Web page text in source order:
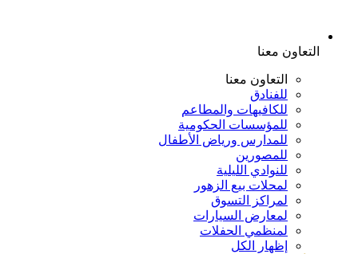
التعاون معنا
التعاون معنا
للفنادق
للكافيهات والمطاعم
للمؤسسات الحكومية
للمدارس ورياض الأطفال
للمصورين
للنوادي الليلية
لمحلات بيع الزهور
لمراكز التسوق
لمعارض السيارات
لمنظمي الحفلات
إظهار الكل